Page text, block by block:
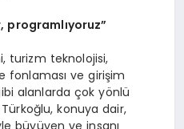
turizm teknolojisi,
fonlaması ve girişim
alanlarda çok yönlü
konuya dair,
büyüyen ve insanı